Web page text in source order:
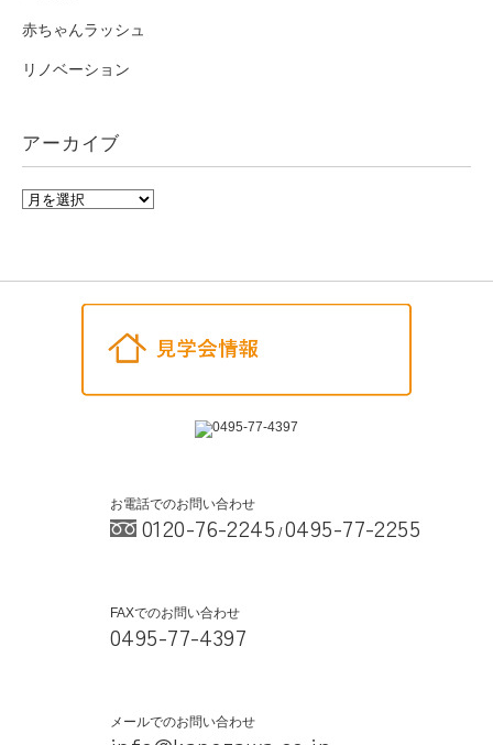
赤ちゃんラッシュ
リノベーション
アーカイブ
お電話でのお問い合わせ
0120-76-2245 /0495-77-2255
FAXでのお問い合わせ
0495-77-4397
メールでのお問い合わせ